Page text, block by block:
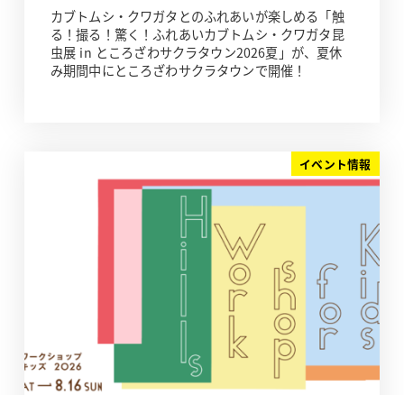
カブトムシ・クワガタとのふれあいが楽しめる「触
る！撮る！驚く！ふれあいカブトムシ・クワガタ昆
虫展 in ところざわサクラタウン2026夏」が、夏休
み期間中にところざわサクラタウンで開催！
イベント情報